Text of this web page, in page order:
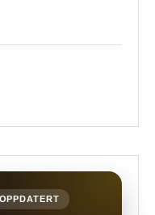
OPPDATERT